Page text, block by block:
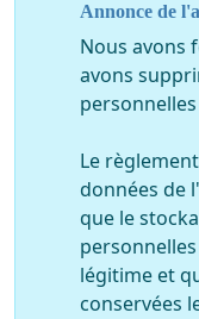
Annonce de
Nous avons
avons
Le
données de
que le
légitime et
conservées